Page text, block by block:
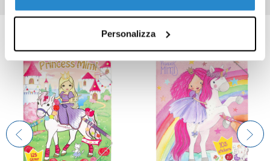
Personalizza
Prodotti correlati